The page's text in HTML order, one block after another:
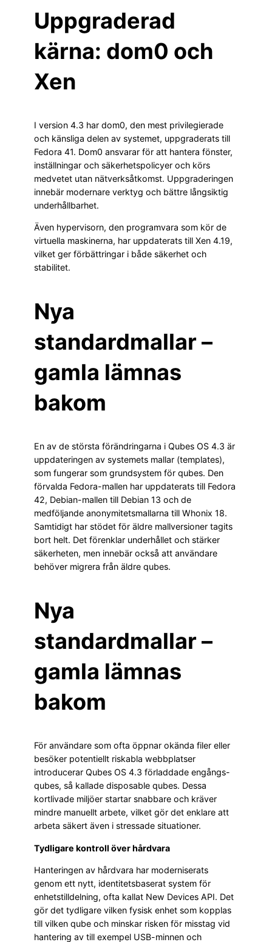
Uppgraderad
kärna: dom0 och
Xen
I version 4.3 har dom0, den mest privilegierade
och känsliga delen av systemet, uppgraderats till
Fedora 41. Dom0 ansvarar för att hantera fönster,
inställningar och säkerhetspolicyer och körs
medvetet utan nätverksåtkomst. Uppgraderingen
innebär modernare verktyg och bättre långsiktig
underhållbarhet.
Även hypervisorn, den programvara som kör de
virtuella maskinerna, har uppdaterats till Xen 4.19,
vilket ger förbättringar i både säkerhet och
stabilitet.
Nya
standardmallar –
gamla lämnas
bakom
En av de största förändringarna i Qubes OS 4.3 är
uppdateringen av systemets mallar (templates),
som fungerar som grundsystem för qubes. Den
förvalda Fedora-mallen har uppdaterats till Fedora
42, Debian-mallen till Debian 13 och de
medföljande anonymitetsmallarna till Whonix 18.
Samtidigt har stödet för äldre mallversioner tagits
bort helt. Det förenklar underhållet och stärker
säkerheten, men innebär också att användare
behöver migrera från äldre qubes.
Nya
standardmallar –
gamla lämnas
bakom
För användare som ofta öppnar okända filer eller
besöker potentiellt riskabla webbplatser
introducerar Qubes OS 4.3 förladdade engångs-
qubes, så kallade disposable qubes. Dessa
kortlivade miljöer startar snabbare och kräver
mindre manuellt arbete, vilket gör det enklare att
arbeta säkert även i stressade situationer.
Tydligare kontroll över hårdvara
Hanteringen av hårdvara har moderniserats
genom ett nytt, identitetsbaserat system för
enhetstilldelning, ofta kallat New Devices API. Det
gör det tydligare vilken fysisk enhet som kopplas
till vilken qube och minskar risken för misstag vid
hantering av till exempel USB-minnen och